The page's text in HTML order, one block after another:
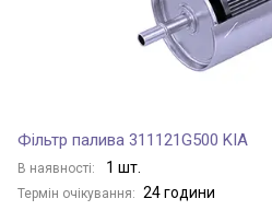
Фільтр палива 311121G500 KIA
В наявності: 1 шт.
Термін очікування: 24 години